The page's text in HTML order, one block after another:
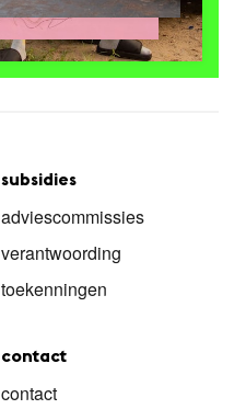
subsidies
adviescommissies
verantwoording
toekenningen
contact
contact